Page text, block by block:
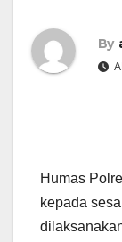
By
Humas
kepada